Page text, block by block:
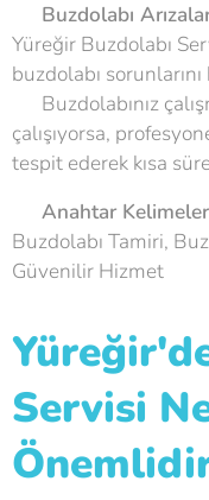
Buzdolabı
Yüreğir Buzdolabı
buzdolabı
🏠 Buzdolabınız
çalışıyorsa,
tespit ederek kısa
Anahtar
Buzdolabı Tamiri,
Güvenilir Hizmet
Servisi